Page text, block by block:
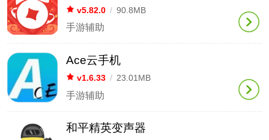
v5.82.0 / 90.8MB
手游辅助
Ace云手机
v1.6.33 / 23.01MB
手游辅助
和平精英变声器